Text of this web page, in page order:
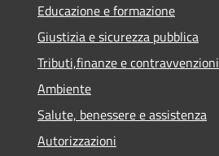
Educazione e formazione
Giustizia e sicurezza pubblica
Tributi,finanze e contravvenzioni
Ambiente
Salute, benessere e assistenza
Autorizzazioni